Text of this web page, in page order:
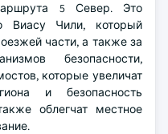
5 Север. Это
Виасу Чили, который
части, а также за
безопасности,
которые увеличат
и безопасность
облегчат местное